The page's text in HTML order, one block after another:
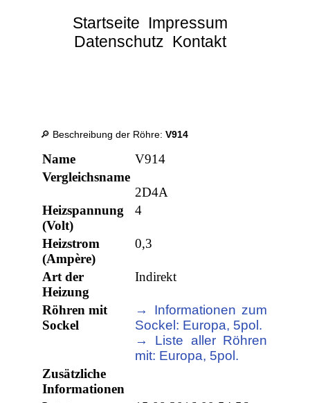
Startseite Impressum
Datenschutz Kontakt
🔎 Beschreibung der Röhre:V914
Name
V914
Vergleichsname
2D4A
Heizspannung
(Volt)
4
Heizstrom
(Ampère)
0,3
Art der
Heizung
Indirekt
Röhren mit
Sockel
→ Informationen zum
Sockel: Europa, 5pol.
→ Liste aller Röhren
mit: Europa, 5pol.
Zusätzliche
Informationen